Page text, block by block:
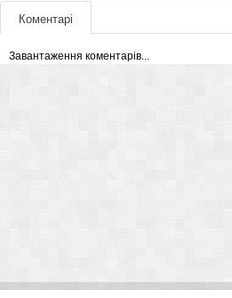
Коментарі
Завантаження коментарів...